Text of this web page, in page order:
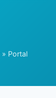
» Portal